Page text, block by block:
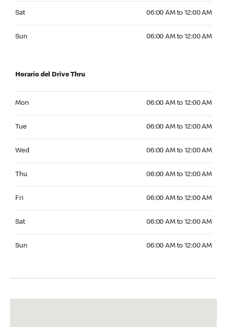
Sat 06:00 AM to 12:00 AM
Sun 06:00 AM to 12:00 AM
Horario del Drive Thru
Mon 06:00 AM to 12:00 AM
Tue 06:00 AM to 12:00 AM
Wed 06:00 AM to 12:00 AM
Thu 06:00 AM to 12:00 AM
Fri 06:00 AM to 12:00 AM
Sat 06:00 AM to 12:00 AM
Sun 06:00 AM to 12:00 AM